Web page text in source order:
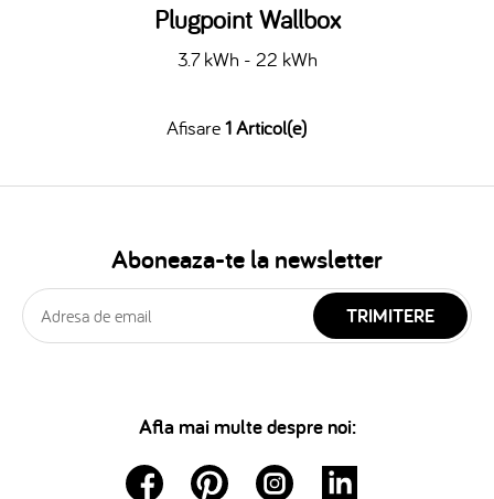
Plugpoint Wallbox
3.7 kWh - 22 kWh
Afisare1 Articol(e)
Aboneaza-te la newsletter
TRIMITERE
Afla mai multe despre noi: